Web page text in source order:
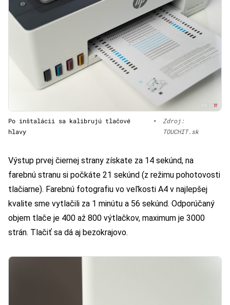
Po inštalácii sa kalibrujú tlačové
hlavy
•
Zdroj:
TOUCHIT.sk
Výstup prvej čiernej strany získate za 14 sekúnd, na
farebnú stranu si počkáte 21 sekúnd (z režimu pohotovosti
tlačiarne). Farebnú fotografiu vo veľkosti A4 v najlepšej
kvalite sme vytlačili za 1 minútu a 56 sekúnd. Odporúčaný
objem tlače je 400 až 800 výtlačkov, maximum je 3000
strán. Tlačiť sa dá aj bezokrajovo.